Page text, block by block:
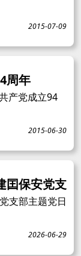
2015-07-09
周年
产党成立94
2015-06-30
保安党支
支部主题党日
2026-06-29